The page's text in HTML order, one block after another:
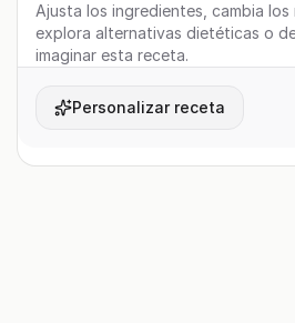
Ajusta los ingredientes, cambia los
explora alternativas dietéticas o
imaginar esta receta.
Personalizar receta